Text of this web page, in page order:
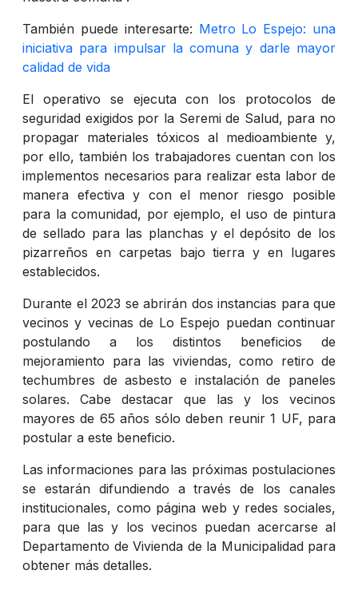
También puede interesarte: Metro Lo Espejo: una
iniciativa para impulsar la comuna y darle mayor
calidad de vida
El operativo se ejecuta con los protocolos de
seguridad exigidos por la Seremi de Salud, para no
propagar materiales tóxicos al medioambiente y,
por ello, también los trabajadores cuentan con los
implementos necesarios para realizar esta labor de
manera efectiva y con el menor riesgo posible
para la comunidad, por ejemplo, el uso de pintura
de sellado para las planchas y el depósito de los
pizarreños en carpetas bajo tierra y en lugares
establecidos.
Durante el 2023 se abrirán dos instancias para que
vecinos y vecinas de Lo Espejo puedan continuar
postulando a los distintos beneficios de
mejoramiento para las viviendas, como retiro de
techumbres de asbesto e instalación de paneles
solares. Cabe destacar que las y los vecinos
mayores de 65 años sólo deben reunir 1 UF, para
postular a este beneficio.
Las informaciones para las próximas postulaciones
se estarán difundiendo a través de los canales
institucionales, como página web y redes sociales,
para que las y los vecinos puedan acercarse al
Departamento de Vivienda de la Municipalidad para
obtener más detalles.